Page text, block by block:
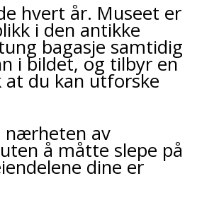
hvert år. Museet er
i den antikke
bagasje samtidig
i bildet, og tilbyr en
at du kan utforske
nærheten av
å måtte slepe på
dine er